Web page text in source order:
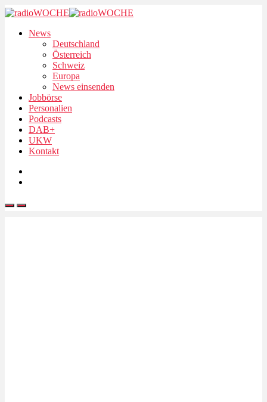
News
Deutschland
Österreich
Schweiz
Europa
News einsenden
Jobbörse
Personalien
Podcasts
DAB+
UKW
Kontakt